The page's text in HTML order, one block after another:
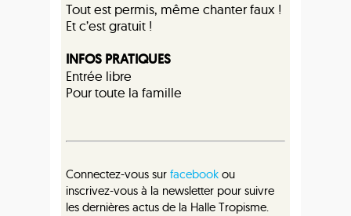
Tout est permis, même chanter faux !
Et c’est gratuit !
INFOS PRATIQUES
Entrée libre
Pour toute la famille
Connectez-vous sur facebook ou
inscrivez-vous à la newsletter pour suivre
les dernières actus de la Halle Tropisme.